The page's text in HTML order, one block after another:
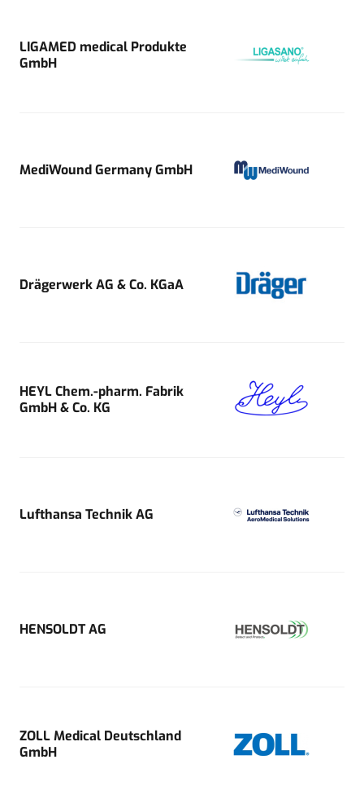
LIGAMED medical Produkte
GmbH
MediWound Germany GmbH
Drägerwerk AG & Co. KGaA
HEYL Chem.-pharm. Fabrik
GmbH & Co. KG
Lufthansa Technik AG
HENSOLDT AG
ZOLL Medical Deutschland
GmbH